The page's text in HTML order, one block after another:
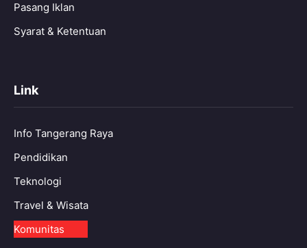
Pasang Iklan
Syarat & Ketentuan
Link
Info Tangerang Raya
Pendidikan
Teknologi
Travel & Wisata
Komunitas